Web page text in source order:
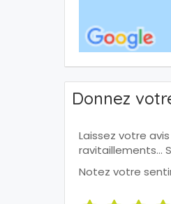
Donnez
Laissez votre
ravitaillements...
Notez votre